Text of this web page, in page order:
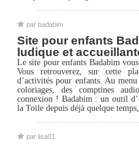
par badabim
Site pour enfants
ludique et
Le site pour enfants Badabim
Vous retrouverez, sur cette
d’activités pour enfants. Au
coloriages, des comptines
connexion ! Badabim : un outil
la Toile depuis déjà quelque
par lisa01